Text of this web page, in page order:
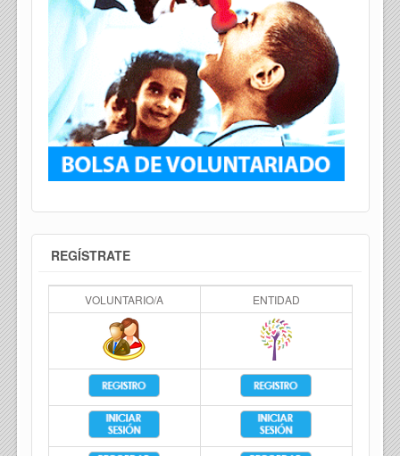
REGÍSTRATE
VOLUNTARIO/A ENTIDAD